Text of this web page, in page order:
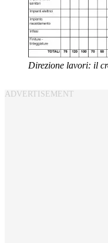
Direzione lavori: il